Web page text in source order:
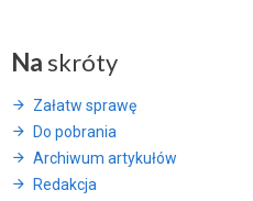
Na skróty
Załatw sprawę
Do pobrania
Archiwum artykułów
Redakcja